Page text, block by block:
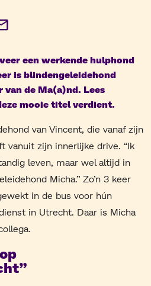
E-
een werkende hulphond
is blindengeleidehond
van de Ma(a)nd. Lees
mooie titel verdient.
van Vincent, die vanaf zijn
vanuit zijn innerlijke drive. “Ik
leven, maar wel altijd in
Micha.” Zo’n 3 keer
in de bus voor hún
in Utrecht. Daar is Micha